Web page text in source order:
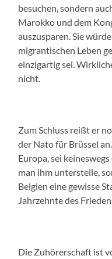
besuchen, sondern
Marokko und dem
auszusparen. Sie
migrantischen Leben
einzigartig sei.
nicht.
Zum Schluss reißt er
der Nato für Brüssel
Europa, sei
man ihm unterstelle,
Belgien eine gewisse
Jahrzehnte des
Die Zuhörerschaft ist